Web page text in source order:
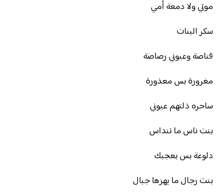
موتي ولا دمعة أمي
سكر البنات
قناصة وعيوني رصاصة
مغرورة بس معذورة
ساحره ذلتهم عيوني
بنت ناس ما تنداس
دلوعة بس بعجبك
بنت رجال ما يهزها جبال